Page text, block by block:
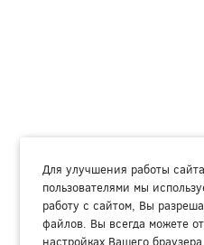
Для улучшения работы
пользователями мы
работу с сайтом, Вы
файлов. Вы всегда можете
настройках Вашего браузера.